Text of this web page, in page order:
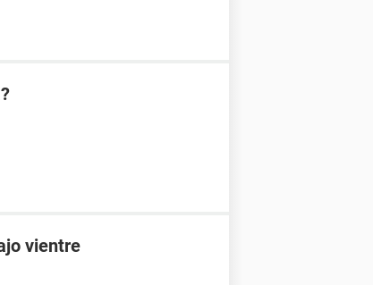
vientre